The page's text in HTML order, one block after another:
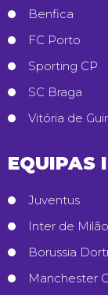
Benfica
FC Porto
Sporting CP
SC Braga
Vitória de
EQUIPAS
Juventus
Inter de Milão
Borussia
Manchester